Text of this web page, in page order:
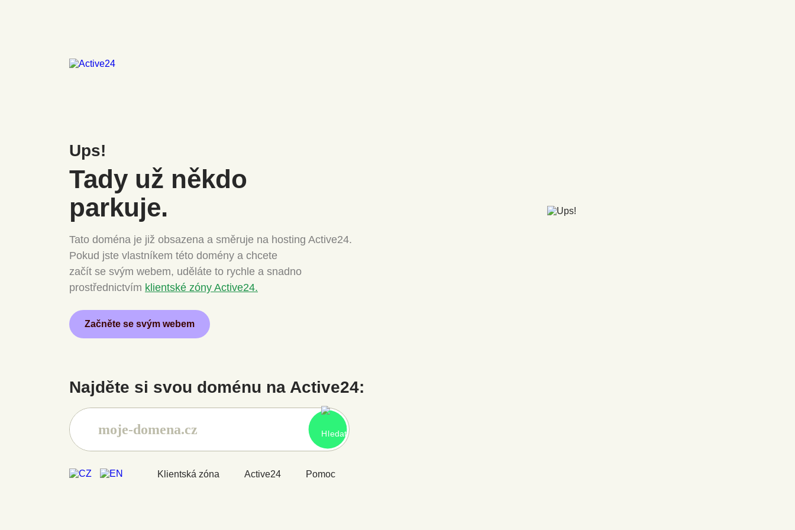
Ups!
Tady už někdo
parkuje.
Tato doména je již obsazena a směruje na hosting Active24.
Pokud jste vlastníkem této domény a chcete
začít se svým webem, uděláte to rychle a snadno
prostřednictvím klientské zóny Active24.
Začněte se svým webem
Najděte si svou doménu na Active24:
Klientská zóna Active24 Pomoc